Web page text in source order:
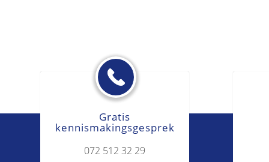
Gratis
kennismakingsgesprek
072 512 32 29